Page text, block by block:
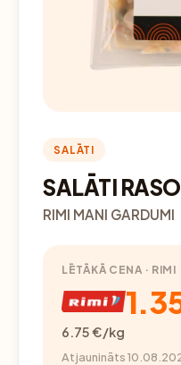
SALĀTI
SALĀTI
RIMI MANI GARDUMI
LĒTĀKĀ CENA · RIMI
6.75 €/kg
Atjaunināts